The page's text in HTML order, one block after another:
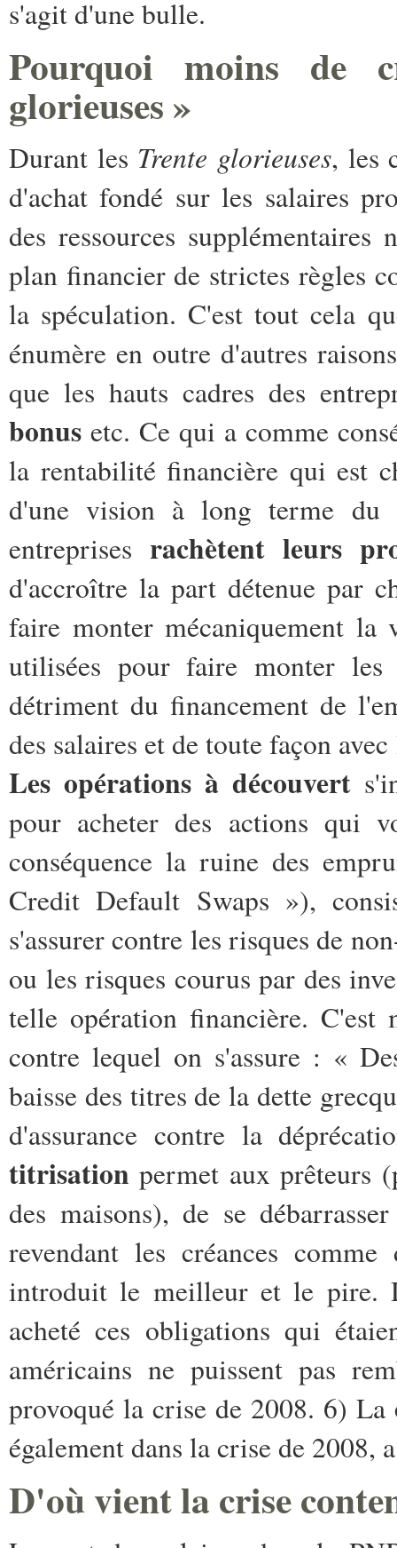
s'agit d'une bulle.
Pourquoi moins de
glorieuses »
Durant les Trente glorieuses, les
d'achat fondé sur les salaires
des ressources
plan financier de strictes règles
la spéculation. C'est tout cela
énumère en outre d'autres
que les hauts cadres des
bonus etc. Ce qui a comme
la rentabilité financière qui est
d'une vision à long terme du
entreprises rachètent leurs
d'accroître la part détenue par
faire monter mécaniquement la
utilisées pour faire monter les
détriment du financement de
des salaires et de toute façon
Les opérations à découvert
pour acheter des actions qui
conséquence la ruine des
Credit Default Swaps »),
s'assurer contre les risques de
ou les risques courus par des
telle opération financière.
contre lequel on s'assure : «
baisse des titres de la dette
d'assurance contre la
titrisation permet aux prêteurs
des maisons), de se
revendant les créances
introduit le meilleur et le pire.
acheté ces obligations qui
américains ne puissent pas
provoqué la crise de 2008. 6) La
également dans la crise de 2008,
D'où vient la crise